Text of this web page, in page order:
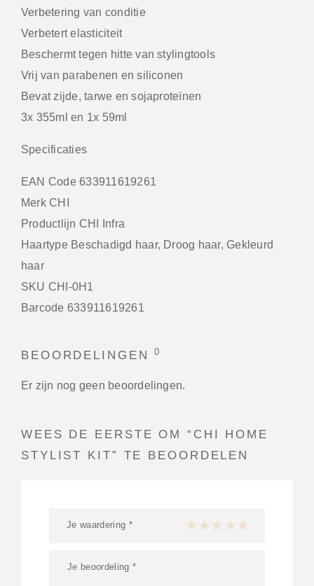
Verbetering van conditie
Verbetert elasticiteit
Beschermt tegen hitte van stylingtools
Vrij van parabenen en siliconen
Bevat zijde, tarwe en sojaproteïnen
3x 355ml en 1x 59ml
Specificaties
EAN Code 633911619261
Merk CHI
Productlijn CHI Infra
Haartype Beschadigd haar, Droog haar, Gekleurd
haar
SKU CHI-0H1
Barcode 633911619261
BEOORDELINGEN0
Er zijn nog geen beoordelingen.
WEES DE EERSTE OM “CHI HOME
STYLIST KIT” TE BEOORDELEN
Je waardering * 1 van de 5 sterren
2 van de 5 sterren
3 van de 5 sterren
4 van de 5 sterren